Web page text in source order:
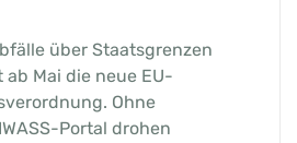
über Staatsgrenzen
Mai die neue EU-
Ohne
Portal drohen